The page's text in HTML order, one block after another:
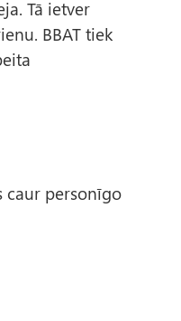
Tā ietver
BBAT tiek
caur personīgo